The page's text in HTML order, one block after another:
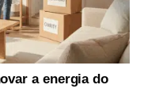
a energia do